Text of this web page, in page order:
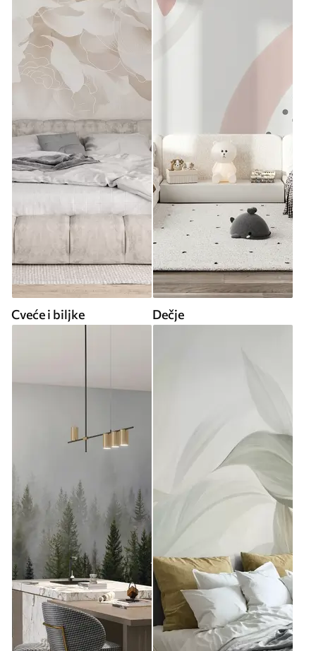
Cveće i biljke Dečje